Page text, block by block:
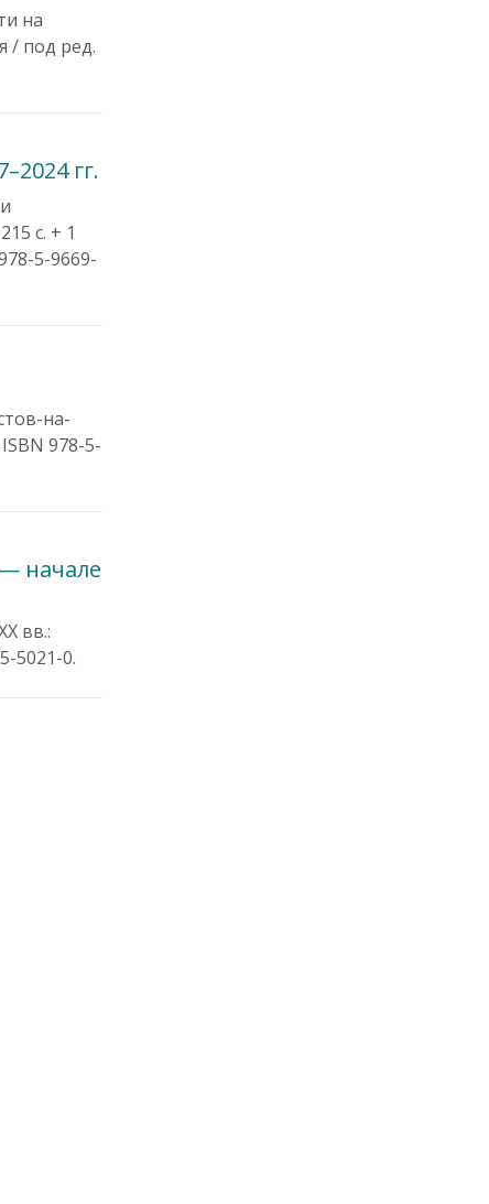
на
/ под ред.
гг.
с. + 1
5-9669-
на-
978-5-
начале
вв.:
5021-0.